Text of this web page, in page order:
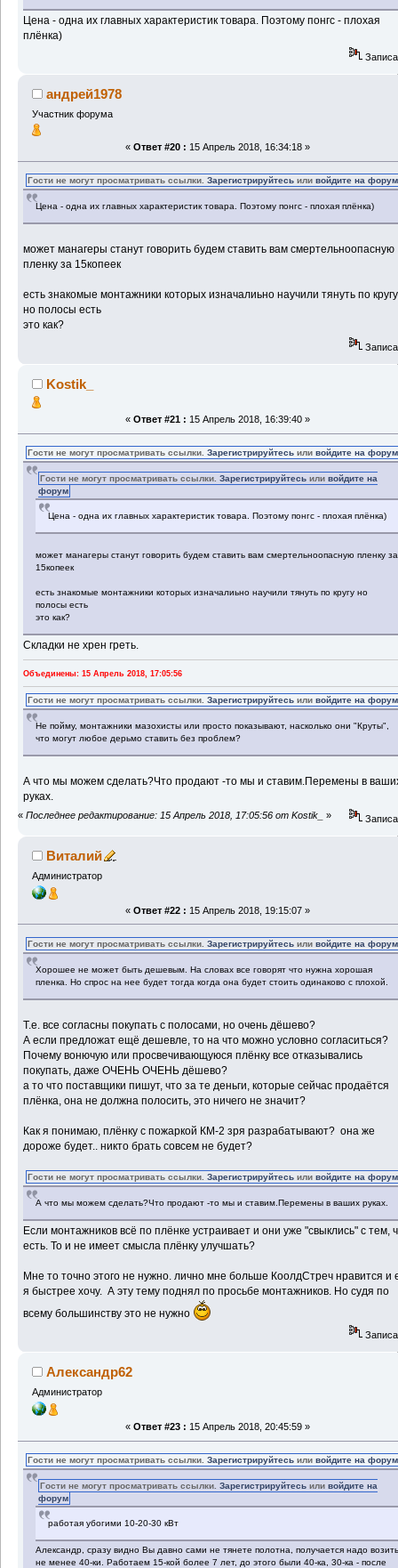
Цена - одна их главных характеристик товара. Поэтому понгс - плохая
плёнка)
андрей1978
Участник форума
« Ответ #20 : 15 Апрель 2018, 16:34:18 »
Гости не могут просматривать ссылки.Зарегистрируйтесь иливойдите на форум
Цена - одна их главных характеристик товара. Поэтому понгс - плохая плёнка)
может манагеры станут говорить будем ставить вам смертельноопасную
пленку за 15копеек
есть знакомые монтажники которых изначалиьно научили тянуть по кругу
но полосы есть
это как?
Kostik_
« Ответ #21 : 15 Апрель 2018, 16:39:40 »
Гости не могут просматривать ссылки.Зарегистрируйтесь иливойдите на форум
Гости не могут просматривать ссылки.Зарегистрируйтесь иливойдите на
форум
Цена - одна их главных характеристик товара. Поэтому понгс - плохая плёнка)
может манагеры станут говорить будем ставить вам смертельноопасную пленку за
15копеек
есть знакомые монтажники которых изначалиьно научили тянуть по кругу но
полосы есть
это как?
Складки не хрен греть.
Объединены: 15 Апрель 2018, 17:05:56
Гости не могут просматривать ссылки.Зарегистрируйтесь иливойдите на форум
Не пойму, монтажники мазохисты или просто показывают, насколько они "Круты",
что могут любое дерьмо ставить без проблем?
А что мы можем сделать?Что продают -то мы и ставим.Перемены в
руках.
« Последнее редактирование: 15 Апрель 2018, 17:05:56 от Kostik_ »
Виталий
Администратор
« Ответ #22 : 15 Апрель 2018, 19:15:07 »
Гости не могут просматривать ссылки.Зарегистрируйтесь иливойдите на форум
Хорошее не может быть дешевым. На словах все говорят что нужна хорошая
пленка. Но спрос на нее будет тогда когда она будет стоить одинаково с плохой.
Т.е. все согласны покупать с полосами, но очень дёшево?
А если предложат ещё дешевле, то на что можно условно согласиться?
Почему вонючую или просвечивающуюся плёнку все отказывались
покупать, даже ОЧЕНЬ ОЧЕНЬ дёшево?
а то что поставщики пишут, что за те деньги, которые сейчас продаётся
плёнка, она не должна полосить, это ничего не значит?
Как я понимаю, плёнку с пожаркой КМ-2 зря разрабатывают? она же
дороже будет.. никто брать совсем не будет?
Гости не могут просматривать ссылки.Зарегистрируйтесь иливойдите на форум
А что мы можем сделать?Что продают -то мы и ставим.Перемены в ваших руках.
Если монтажников всё по плёнке устраивает и они уже "свыклись" с тем,
есть. То и не имеет смысла плёнку улучшать?
Мне то точно этого не нужно. лично мне больше КоолдСтреч нравится и
я быстрее хочу. А эту тему поднял по просьбе монтажников. Но судя по
всему большинству это не нужно
Александр62
Администратор
« Ответ #23 : 15 Апрель 2018, 20:45:59 »
Гости не могут просматривать ссылки.Зарегистрируйтесь иливойдите на форум
Гости не могут просматривать ссылки.Зарегистрируйтесь иливойдите на
форум
работая убогими 10-20-30 кВт
Александр, сразу видно Вы давно сами не тянете полотна, получается надо
не менее 40-ки. Работаем 15-кой более 7 лет, до этого были 40-ка, 30-ка - после